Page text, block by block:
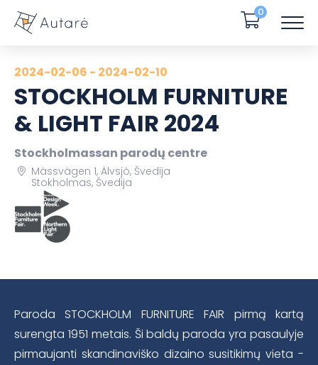
0
2024-02-06 - 2024-02-10
STOCKHOLM FURNITURE
& LIGHT FAIR 2024
Stockholmassan parodų centre
Mässvägen 1, Älvsjö, Švedija
Stokholmas, Švedija
Paroda STOCKHOLM FURNITURE FAIR pirmą kartą
surengta 1951 metais. Ši baldų paroda yra pasaulyje
pirmaujanti skandinaviško dizaino susitikimų vieta -